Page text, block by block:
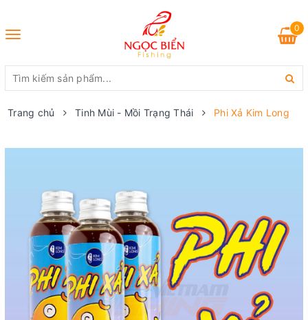
Toggle
0
Trang chủ Tinh Mùi - Mồi Trạng Thái Phi Xả Kim Long